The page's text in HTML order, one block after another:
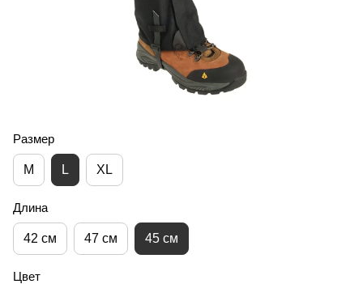
Размер
M L XL
Длина
42 см 47 см 45 см
Цвет